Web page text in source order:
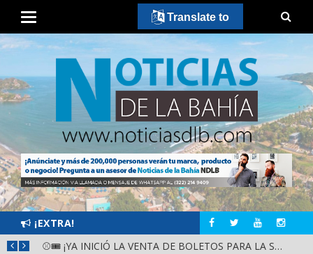
¡EXTRA!
⚾🎟️ ¡YA INICIÓ LA VENTA DE BOLETOS PARA LA SERIE DEL CARIBE KIDS NAYARIT 2026!
Translate to